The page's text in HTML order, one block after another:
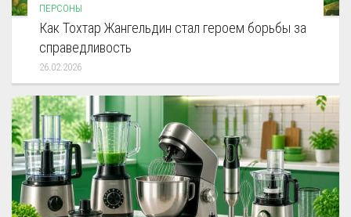
ПЕРСОНЫ
Как Тохтар Жангельдин стал героем борьбы за
справедливость
26.02.2026